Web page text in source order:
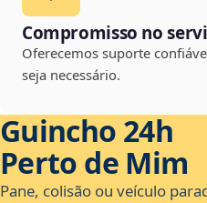
Compromisso no
Oferecemos suporte
seja necessário.
Guincho 24h
Perto de Mim
Pane, colisão ou veículo